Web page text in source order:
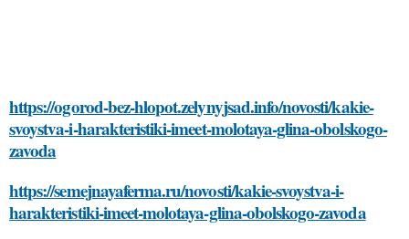
https://ogorod-bez-hlopot.zelynyjsad.info/novosti/kakie-
svoystva-i-harakteristiki-imeet-molotaya-glina-obolskogo-
zavoda
https://semejnayaferma.ru/novosti/kakie-svoystva-i-
harakteristiki-imeet-molotaya-glina-obolskogo-zavoda